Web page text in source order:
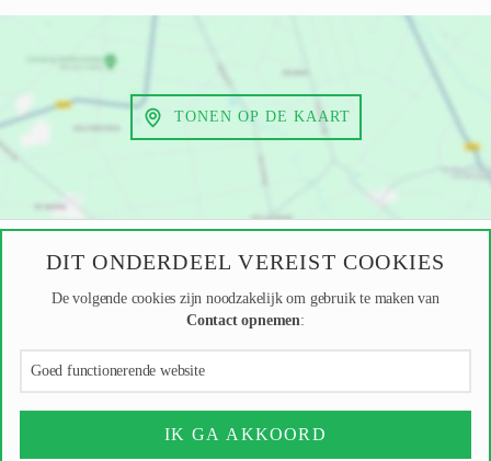
TONEN OP DE KAART
DIT ONDERDEEL VEREIST COOKIES
De volgende cookies zijn noodzakelijk om gebruik te maken van
Contact opnemen:
Goed functionerende website
IK GA AKKOORD